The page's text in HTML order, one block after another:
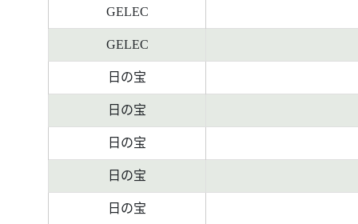
GELEC
GELEC
日の宝
日の宝
日の宝
日の宝
日の宝